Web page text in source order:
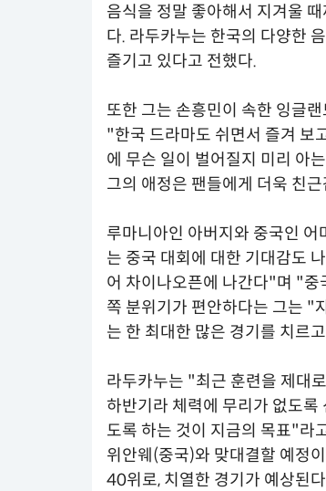
음식을 정말 좋아해서 지겨울
다. 라두카누는 한국의 다양한
즐기고 있다고 전했다.
또한 그는 손흥민이 속한 잉글
"한국 드라마도 쉬면서 즐겨 보
에 무슨 일이 벌어질지 미리 아
그의 애정은 팬들에게 더욱 친
루마니아인 아버지와 중국인 어
는 중국 대회에 대한 기대감도
어 차이나오픈에 나간다"며 "중
쪽 분위기가 편안하다는 그는 "
는 한 최대한 많은 경기를 치르
라두카누는 "최근 훈련을 제대
하반기라 체력에 무리가 없도록
도록 하는 것이 지금의 목표"라
위안웨(중국)와 맞대결할 예정
40위로, 치열한 경기가 예상된